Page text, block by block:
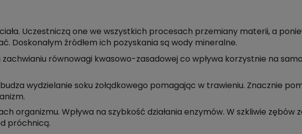
Uczestniczą one we wszystkich procesach przemiany materii, a
Doskonałym źródłem ich pozyskania są wody mineralne.
równowagi kwasowo-zasadowej co wpływa korzystnie na
wydzielanie soku żołądkowego pomagając w trawieniu. Znacznie
organizmu. Wpływa na szybkość działania enzymów. W szkliwie zębów
próchnicą.